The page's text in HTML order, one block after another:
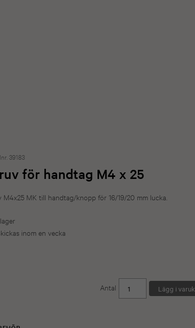
39183
för handtag M4 x 25
M4x25 MK till handtag/knopp för 16/19/20 mm lucka.
inom en vecka
Antal